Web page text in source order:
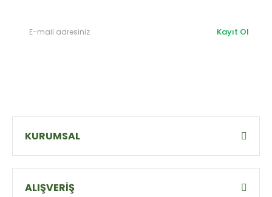
Kayıt Ol
KURUMSAL
ALIŞVERİŞ